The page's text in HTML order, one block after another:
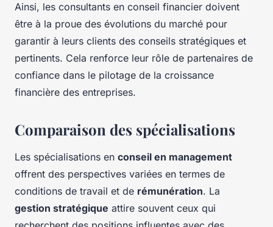
Ainsi, les consultants en conseil financier doivent
être à la proue des évolutions du marché pour
garantir à leurs clients des conseils stratégiques et
pertinents. Cela renforce leur rôle de partenaires de
confiance dans le pilotage de la croissance
financière des entreprises.
Comparaison des spécialisations
Les spécialisations en conseil en management
offrent des perspectives variées en termes de
conditions de travail et de rémunération. La
gestion stratégique attire souvent ceux qui